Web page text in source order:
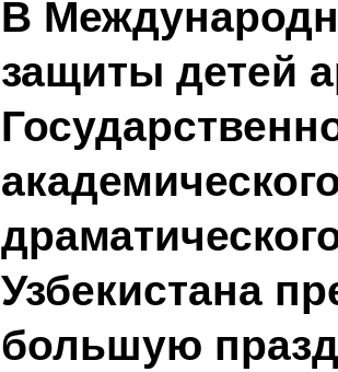
В
защиты детей
Узбекистана
большую